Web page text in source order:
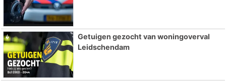
Getuigen gezocht van woningoverval
Leidschendam